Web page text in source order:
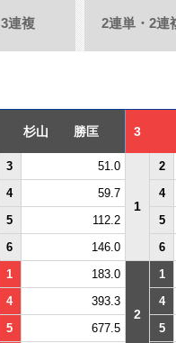
3連複 2連単・2連
杉山 勝匡 3
3 51.0
1
2
4 59.7
4
5 112.2
5
6 146.0 6
1 183.0
2
1
4 393.3
4
5 677.5
5